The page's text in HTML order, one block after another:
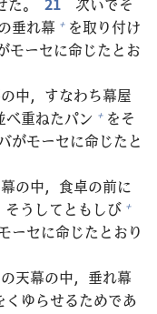
垂れ幕 + を取り付け
モーセに命じたとお
の中，すなわち幕屋
べ重ねたパン + をそ
がモーセに命じたと
幕の中， 食卓の前に
そうしてともしび +
ーセに命じたとおり
の天幕の中， 垂れ幕
くゆらせるためであ